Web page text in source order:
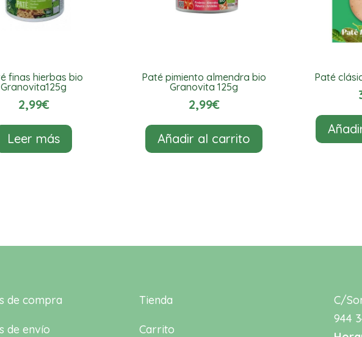
finas hierbas bio
Granovita125g
2,99€
Leer más
Paté pimiento almendra bio
Granovita 125g
2,99€
Añadir al carrito
Paté
de compra
de envío
Tienda
Carrito
C/
944